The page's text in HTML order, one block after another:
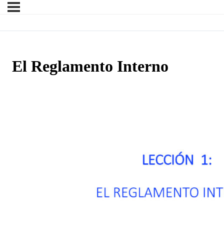
El Reglamento Interno